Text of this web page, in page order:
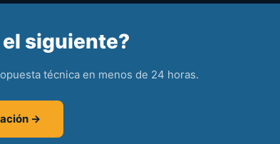
siguiente?
técnica en menos de 24 horas.
→